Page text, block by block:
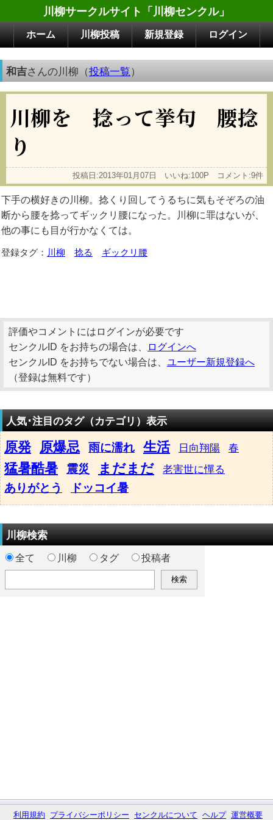
川柳サークルサイト「川柳センクル」
ホーム 川柳投稿 新規登録 ログイン
和吉さんの川柳（投稿一覧）
川柳を 捻って挙句 腰捻
り
投稿日:2013年01月07日 いいね:100P コメント:9件
下手の横好きの川柳。捻くり回してうるちに気もそぞろの油
断から腰を捻ってギックリ腰になった。川柳に罪はないが、
他の事にも目が行かなくては。
登録タグ： 川柳 捻る ギックリ腰
評価やコメントにはログインが必要です
センクルID をお持ちの場合は、
ログインへ
センクルID をお持ちでない場合は、 ユーザー新規登録へ
（登録は無料です）
人気･注目のタグ（カテゴリ）表示
原発 原爆忌 雨に濡れ 生活 日向翔陽 春
猛暑酷暑 震災 まだまだ 老害世に憚る
ありがとう ドッコイ暑
川柳検索
全て 川柳 タグ 投稿者
利用規約 プライバシーポリシー センクルについて ヘルプ 運営概要